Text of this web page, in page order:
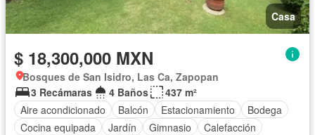
Casa
$ 18,300,000 MXN
Bosques de San Isidro, Las Ca, Zapopan
3 Recámaras
4 Baños
437 m²
Aire acondicionado
Balcón Estacionamiento
Bodega
Cocina equipada
Jardín Gimnasio
Calefacción